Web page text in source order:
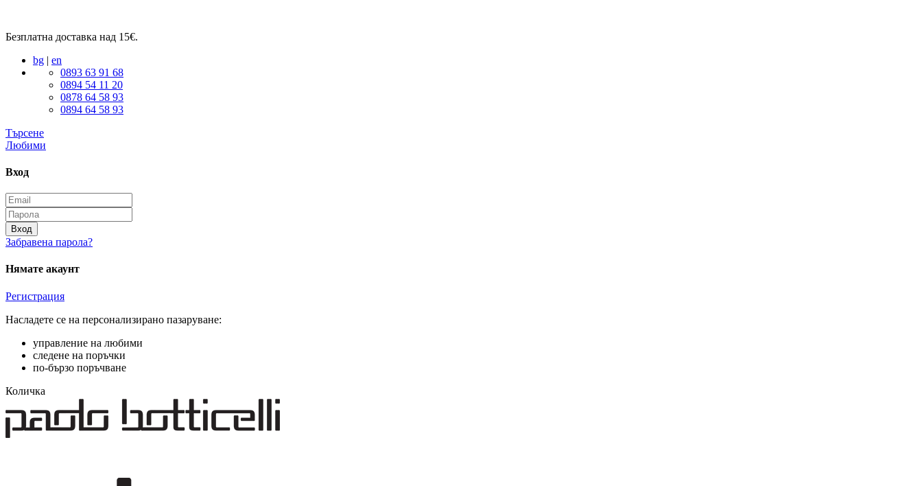
Безплатна доставка над 15€.
bg | en
0893 63 91 68
0894 54 11 20
0878 64 58 93
0894 64 58 93
Търсене
Любими
Вход
Вход
Забравена парола?
Нямате акаунт
Регистрация
Насладете се на персонализирано пазаруване:
управление на любими
следене на поръчки
по-бързо поръчване
Количка